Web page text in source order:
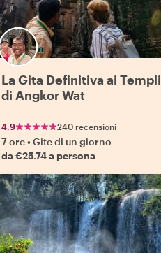
La Gita Definitiva ai Templi
di Angkor Wat
4.9 240 recensioni
7 ore•Gite di un giorno
da €25.74 a persona